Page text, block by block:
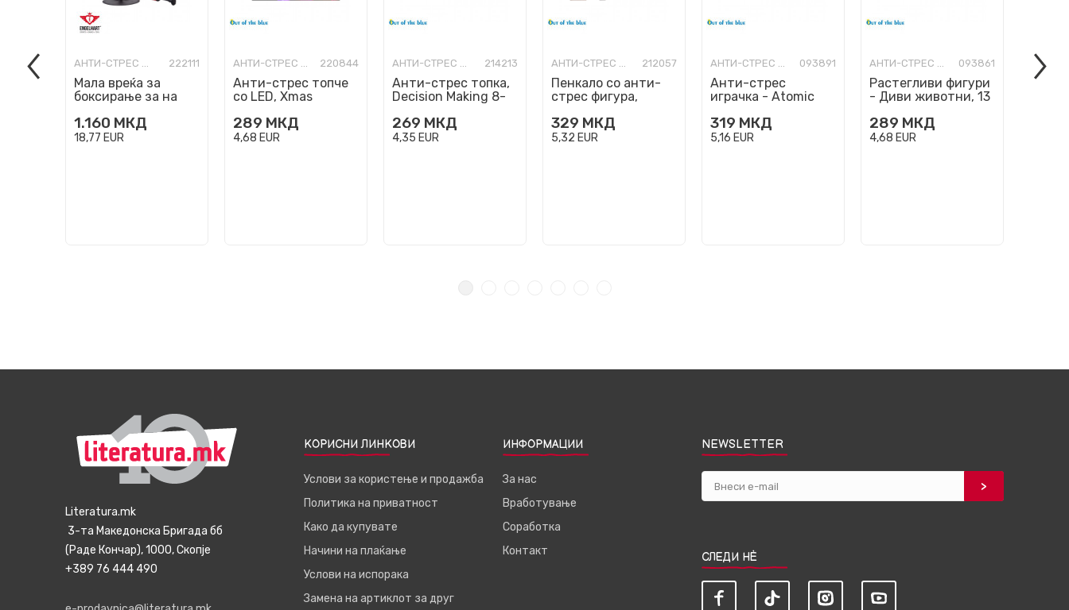
АНТИ-СТРЕС ФИГУРИ 222111
Мала вреќа за
боксирање за на
1.160 МКД
18,77 EUR
АНТИ-СТРЕС ФИГУРИ 220844
Анти-стрес топче
со LED, Xmas
дизајни
289 МКД
4,68 EUR
АНТИ-СТРЕС ФИГУРИ 214213
Анти-стрес топка,
Decision Making 8-
269 МКД
4,35 EUR
АНТИ-СТРЕС ФИГУРИ 212057
Пенкало со анти-
стрес фигура,
329 МКД
5,32 EUR
АНТИ-СТРЕС ФИГУРИ 093891
Анти-стрес
играчка - Atomic
319 МКД
5,16 EUR
АНТИ-СТРЕС ФИГУРИ 093861
Растегливи фигури
- Диви животни, 13
289 МКД
4,68 EUR
Literatura.mk
3-та Македонска Бригада бб
(Раде Кончар), 1000, Скопје
+389 76 444 490
КОРИСНИ ЛИНКОВИ
Услови за користење и продажба
Политика на приватност
Како да купувате
Начини на плаќање
Услови на испорака
Замена на артиклот за друг
ИНФОРМАЦИИ
За нас
Вработување
Соработка
Контакт
NEWSLETTER
СЛЕДИ НЀ